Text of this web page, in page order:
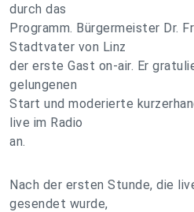
durch das
Programm. Bürgermeister Dr.
Stadtvater von Linz
der erste Gast on-air. Er
gelungenen
Start und moderierte
live im Radio
an.
Nach der ersten Stunde, die
gesendet wurde,